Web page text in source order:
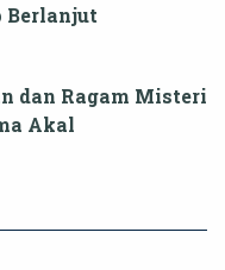
Berlanjut
dan Ragam Misteri
Akal